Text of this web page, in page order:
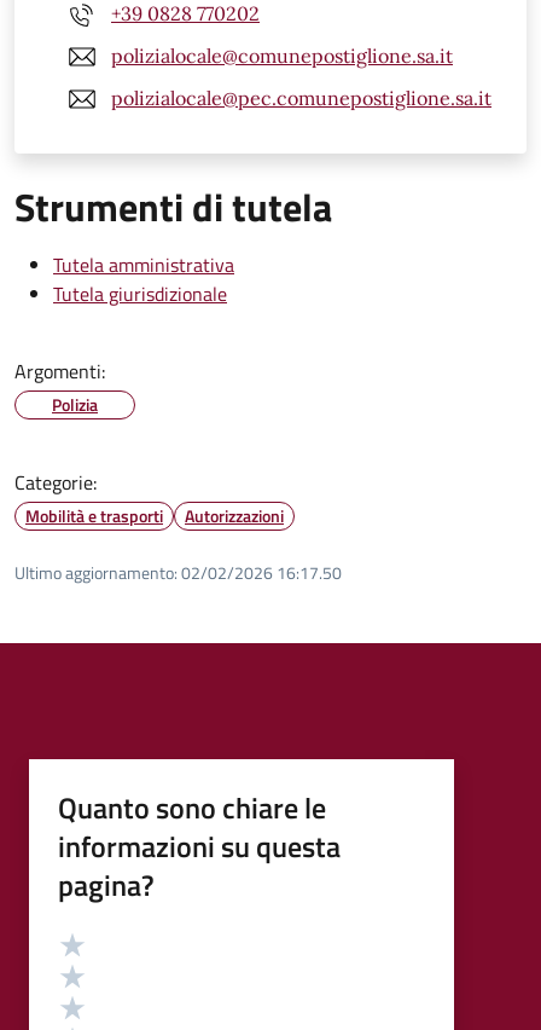
+39 0828 770202
polizialocale@comunepostiglione.sa.it
polizialocale@pec.comunepostiglione.sa.it
Strumenti di tutela
Tutela amministrativa
Tutela giurisdizionale
Argomenti:
Polizia
Categorie:
Mobilità e trasporti Autorizzazioni
Ultimo aggiornamento:02/02/2026 16:17.50
Quanto sono chiare le
informazioni su questa
pagina?
Valutazione